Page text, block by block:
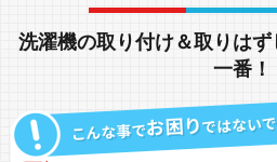
洗濯機の取り付け＆取りはず
一番！